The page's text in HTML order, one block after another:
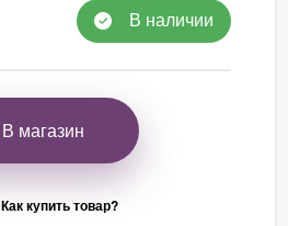
В наличии
В магазин
Как купить товар?